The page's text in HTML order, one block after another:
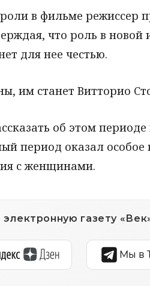
в фильме режиссер
что роль в новой
для нее честью.
им станет Витторио
об этом
период оказал особое
с женщинами.
газету
Мы в